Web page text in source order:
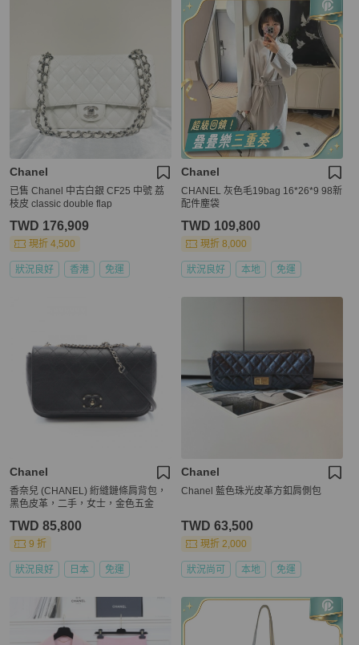
Chanel
已售 Chanel 中古白銀 CF25 中號 荔
枝皮 classic double flap
TWD 176,909
現折 4,500
狀況良好 香港 免運
Chanel
CHANEL 灰色毛19bag 16*26*9 98新
配件塵袋
TWD 109,800
現折 8,000
狀況良好 本地 免運
Chanel
香奈兒 (CHANEL) 絎縫鏈條肩背包，
黑色皮革，二手，女士，金色五金
TWD 85,800
9 折
狀況良好 日本 免運
Chanel
Chanel 藍色珠光皮革方釦肩側包
TWD 63,500
現折 2,000
狀況尚可 本地 免運